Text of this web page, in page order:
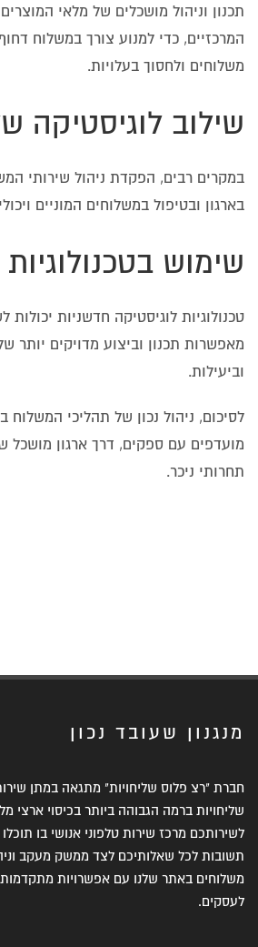
תכנון וניהול מושכלים של מלאי
המרכזיים, כדי למנוע צורך במשלוח
משלוחים ולחסוך בעלויות.
שילוב לוגיסטיקה
בארגון ובטיפול במשלוחים המוניים
שימוש
טכנולוגיות לוגיסטיקה חדשניות
מאפשרות תכנון וביצוע מדויקים יותר
וביעילות.
לסיכום, ניהול נכון של תהליכי
מועדפים עם ספקים, דרך ארגון מושכל
תחרותי ניכר.
מנגנון שעובד נכון
חברת "רצ פלוס שליחויות" מתגאה במתן
שליחויות ברמה הגבוהה ביותר בכיסוי ארצי
לשירותכם מרכז שירות טלפוני אנושי בו
תשובות לכל שאלותיכם לצד ממשק מעקב
משלוחים באתר שלנו עם אפשרויות מתקדמות
לעסקים.